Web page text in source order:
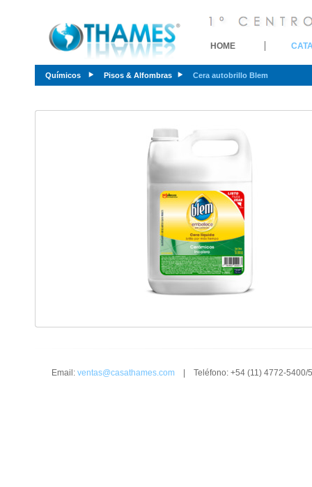
HOME
Químicos Pisos & Alfombras Cera autobrillo Blem
Email: ventas@casathames.com| Teléfono: +54 (11) 4772-